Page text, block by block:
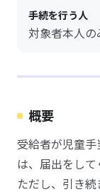
手続を行う人
対象者本人の
概要
受給者が児童
は、届出をして
ただし、引き